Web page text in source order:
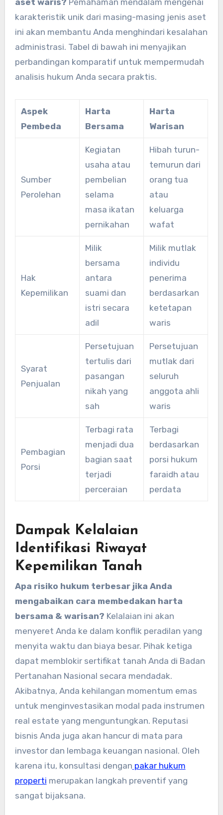
karakteristik unik dari masing-masing jenis aset
ini akan membantu Anda menghindari kesalahan
administrasi. Tabel di bawah ini menyajikan
perbandingan komparatif untuk mempermudah
analisis hukum Anda secara praktis.
Aspek
Pembeda
Harta
Bersama
Harta
Warisan
Sumber
Perolehan
Kegiatan
usaha atau
pembelian
selama
masa ikatan
pernikahan
Hibah turun-
temurun dari
orang tua
atau
keluarga
wafat
Hak
Kepemilikan
Milik
bersama
antara
suami dan
istri secara
adil
Milik mutlak
individu
penerima
berdasarkan
ketetapan
waris
Syarat
Penjualan
Persetujuan
tertulis dari
pasangan
nikah yang
sah
Persetujuan
mutlak dari
seluruh
anggota ahli
waris
Pembagian
Porsi
Terbagi rata
menjadi dua
bagian saat
terjadi
perceraian
Terbagi
berdasarkan
porsi hukum
faraidh atau
perdata
Dampak Kelalaian
Identifikasi Riwayat
Kepemilikan Tanah
Apa risiko hukum terbesar jika Anda
mengabaikan cara membedakan harta
bersama & warisan? Kelalaian ini akan
menyeret Anda ke dalam konflik peradilan yang
menyita waktu dan biaya besar. Pihak ketiga
dapat memblokir sertifikat tanah Anda di Badan
Pertanahan Nasional secara mendadak.
Akibatnya, Anda kehilangan momentum emas
untuk menginvestasikan modal pada instrumen
real estate yang menguntungkan. Reputasi
bisnis Anda juga akan hancur di mata para
investor dan lembaga keuangan nasional. Oleh
karena itu, konsultasi dengan pakar hukum
properti merupakan langkah preventif yang
sangat bijaksana.